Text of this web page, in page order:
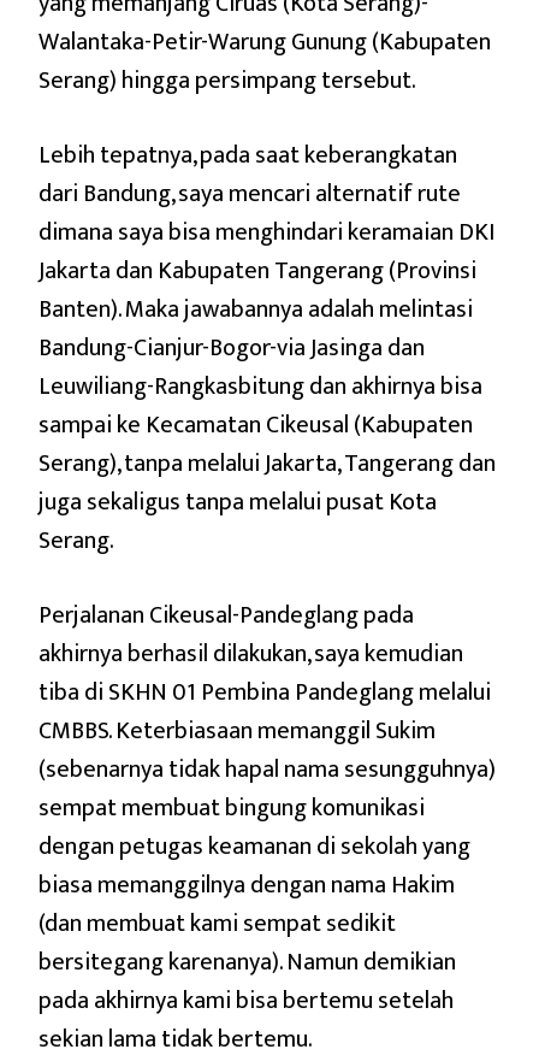
Walantaka-Petir-Warung Gunung (Kabupaten
Serang) hingga persimpang tersebut.
Lebih tepatnya, pada saat keberangkatan
dari Bandung, saya mencari alternatif rute
dimana saya bisa menghindari keramaian DKI
Jakarta dan Kabupaten Tangerang (Provinsi
Banten). Maka jawabannya adalah melintasi
Bandung-Cianjur-Bogor-via Jasinga dan
Leuwiliang-Rangkasbitung dan akhirnya bisa
sampai ke Kecamatan Cikeusal (Kabupaten
Serang), tanpa melalui Jakarta, Tangerang dan
juga sekaligus tanpa melalui pusat Kota
Serang.
Perjalanan Cikeusal-Pandeglang pada
akhirnya berhasil dilakukan, saya kemudian
tiba di SKHN 01 Pembina Pandeglang melalui
CMBBS. Keterbiasaan memanggil Sukim
(sebenarnya tidak hapal nama sesungguhnya)
sempat membuat bingung komunikasi
dengan petugas keamanan di sekolah yang
biasa memanggilnya dengan nama Hakim
(dan membuat kami sempat sedikit
bersitegang karenanya). Namun demikian
pada akhirnya kami bisa bertemu setelah
sekian lama tidak bertemu.